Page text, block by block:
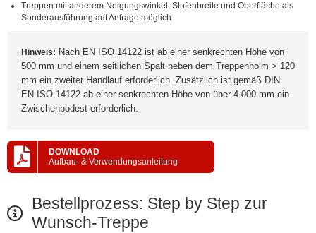
Treppen mit anderem Neigungswinkel, Stufenbreite und Oberfläche als
Sonderausführung auf Anfrage möglich
Hinweis: Nach EN ISO 14122 ist ab einer senkrechten Höhe von
500 mm und einem seitlichen Spalt neben dem Treppenholm > 120
mm ein zweiter Handlauf erforderlich. Zusätzlich ist gemäß DIN
EN ISO 14122 ab einer senkrechten Höhe von über 4.000 mm ein
Zwischenpodest erforderlich.
DOWNLOAD
Aufbau- & Verwendungsanleitung
Bestellprozess: Step by Step zur
Wunsch-Treppe